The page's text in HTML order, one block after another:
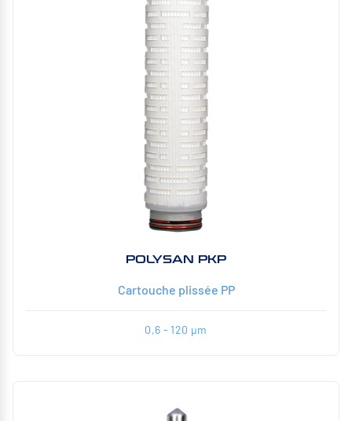
POLYSAN PKP
Cartouche plissée PP
0,6 - 120 µm